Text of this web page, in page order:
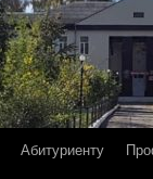
Абитуриенту